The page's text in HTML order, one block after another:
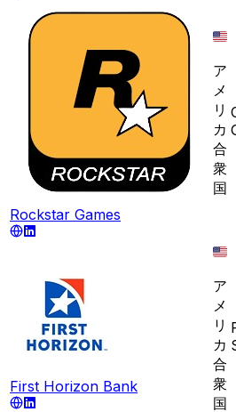
Rockstar Games
ア
メ
リ
カ
合
衆
国
First Horizon Bank
ア
メ
リ
カ
合
衆
国